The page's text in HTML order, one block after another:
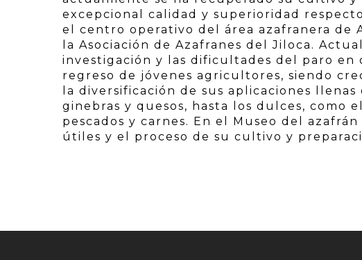
excepcional calidad y superioridad
el centro operativo del área azafranera de
la Asociación de Azafranes del Jiloca.
investigación y las dificultades del paro en
regreso de jóvenes agricultores, siendo
la diversificación de sus aplicaciones
ginebras y quesos, hasta los dulces, como
pescados y carnes. En el Museo del
útiles y el proceso de su cultivo y